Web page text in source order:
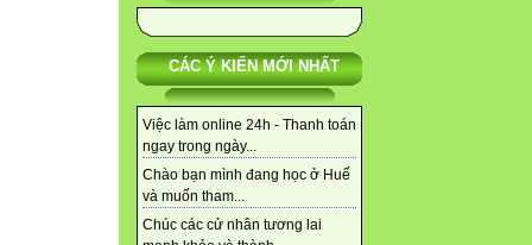
CÁC Ý KIẾN MỚI NHẤT
Việc làm online 24h - Thanh toán
ngay trong ngày...
Chào bạn mình đang học ở Huế
và muốn tham...
Chúc các cử nhân tương lai